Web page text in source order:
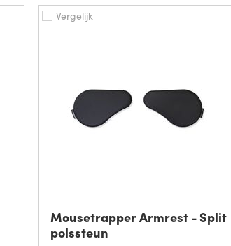
Vergelijk
Mousetrapper Armrest - Split
polssteun